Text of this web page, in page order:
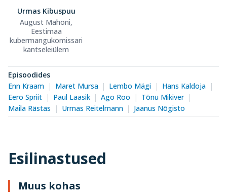
Urmas Kibuspuu
August Mahoni,
Eestimaa
kubermangukomissari
kantseleiülem
Episoodides
Enn Kraam
Maret Mursa Lembo Mägi
Hans Kaldoja
Eero Spriit
Paul Laasik Ago Roo
Tõnu Mikiver
Maila Rästas
Urmas Reitelmann Jaanus Nõgisto
Esilinastused
Muus kohas